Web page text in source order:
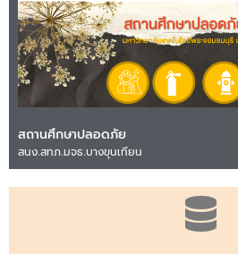
สถานศึกษาปลอดภัย
สนง.สทภ.มจธ.บางขุนเทียน